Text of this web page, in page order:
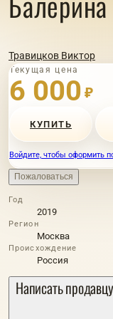
Травицков Виктор
Текущая цена
6 000 ₽
КУПИТЬ
Войдите, чтобы оформить
Пожаловаться
Год
2019
Регион
Москва
Происхождение
Россия
Написать продавцу